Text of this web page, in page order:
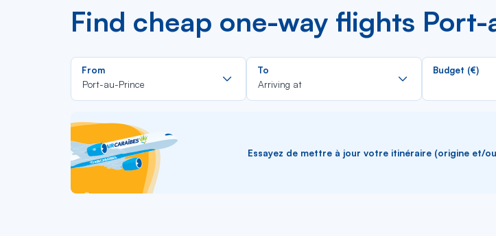
Find cheap one-way flights
From
Port-au-Prince
Rechercher
dans
la
To
Arriving at
Rechercher
la
Budget (€)
Essayez de mettre à jour votre itinéraire (origine et/